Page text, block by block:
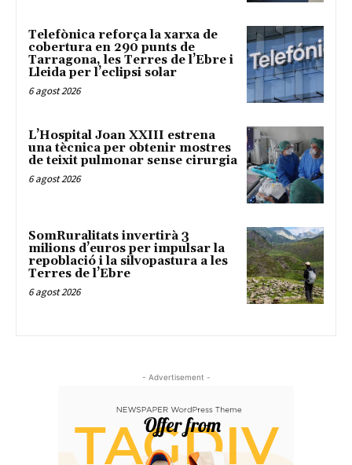
Telefònica reforça la xarxa de
cobertura en 290 punts de
Tarragona, les Terres de l’Ebre i
Lleida per l’eclipsi solar
6 agost 2026
L’Hospital Joan XXIII estrena
una tècnica per obtenir mostres
de teixit pulmonar sense cirurgia
6 agost 2026
SomRuralitats invertirà 3
milions d’euros per impulsar la
repoblació i la silvopastura a les
Terres de l’Ebre
6 agost 2026
- Advertisement -